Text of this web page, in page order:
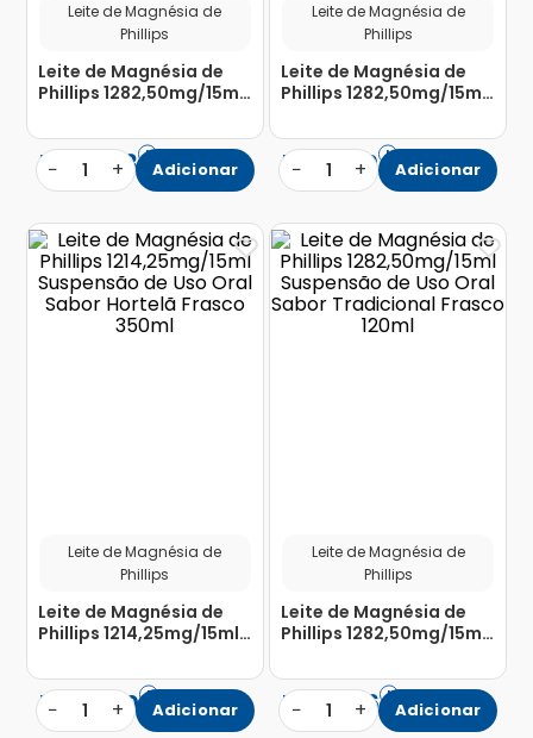
Leite de Magnésia de
Phillips
Leite de Magnésia de
Phillips 1282,50mg/15ml
Sabor Tradicional
Frasco 350ml
R$ 25 63
− 1 + Adicionar
Leite de Magnésia de
Phillips
Leite de Magnésia de
Phillips 1282,50mg/15ml
Sabor Tradicional
Frasco 120ml
R$ 15 90
− 1 + Adicionar
Leite de Magnésia de
Phillips
Leite de Magnésia de
Phillips 1214,25mg/15ml
Sabor Hortelã Frasco
350ml
R$ 25 90
− 1 + Adicionar
Leite de Magnésia de
Phillips
Leite de Magnésia de
Phillips 1282,50mg/15ml
Sabor Tradicional
Frasco 120ml
R$ 22 56
− 1 + Adicionar